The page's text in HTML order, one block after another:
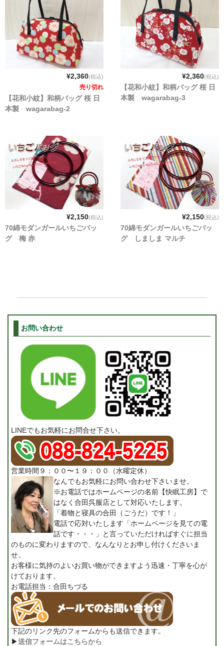
¥2,360(税込)
売り切れ
【花和小紋】和柄バッグ 桜 日
本製 wagarabag-2
¥2,360(税込)
【花和小紋】和柄バッグ 桜 日
本製 wagarabag-3
¥2,150(税込)
70綿モダンガールいちごバッ
グ 梅 赤
¥2,150(税込)
70綿モダンガールいちごバッ
グ しましま マルチ
お問い合わせ
LINEでもお気軽にお問合せ下さい。
営業時間９：００〜１９：００（水曜定休）
なんでもお気軽にお問い合わせ下さいませ。
※お電話ではホームページの名前【快眠工房】で
はなく合田呉服店として対応いたします。
「着物と寝具の合田（ごうだ）です！」
電話で応対いたします「ホームページを見ての電
話です・・・」と言っていただければすぐに担当
のものに変わりますので、なんなりとお申し付けくださいま
せ。
お客様に気持のよいお買い物ができますよう迅速・丁寧を心が
けております。
お電話担当：合田ちづる
下記のリンク先のフォームからも送信できます。
▶送信フォームはこちらから